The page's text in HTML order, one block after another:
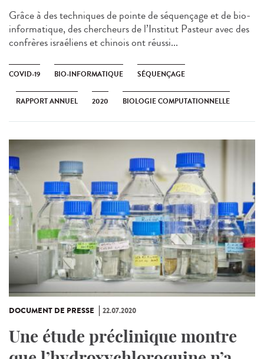
Grâce à des techniques de pointe de séquençage et de bio-
informatique, des chercheurs de l’Institut Pasteur avec des
confrères israéliens et chinois ont réussi...
COVID-19 BIO-INFORMATIQUE SÉQUENÇAGE
RAPPORT ANNUEL 2020 BIOLOGIE COMPUTATIONNELLE
DOCUMENT DE PRESSE 22.07.2020
Une étude préclinique montre